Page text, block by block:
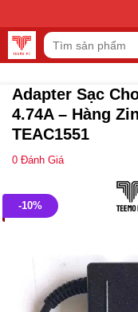
to
content
Tìm
kiếm:
Adapter Sạc
4.74A – Hàng
TEAC1551
0 Đánh Giá
-10%